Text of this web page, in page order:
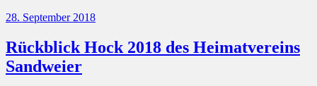
28. September 2018
Rückblick Hock 2018 des Heimatvereins
Sandweier